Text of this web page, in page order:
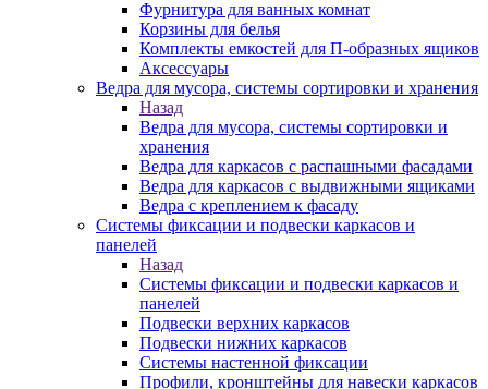
Фурнитура для ванных комнат
Корзины для белья
Комплекты емкостей для П-образных ящиков
Аксессуары
Ведра для мусора, системы сортировки и хранения
Назад
Ведра для мусора, системы сортировки и
хранения
Ведра для каркасов с распашными фасадами
Ведра для каркасов с выдвижными ящиками
Ведра с креплением к фасаду
Системы фиксации и подвески каркасов и
панелей
Назад
Системы фиксации и подвески каркасов и
панелей
Подвески верхних каркасов
Подвески нижних каркасов
Системы настенной фиксации
Профили, кронштейны для навески каркасов